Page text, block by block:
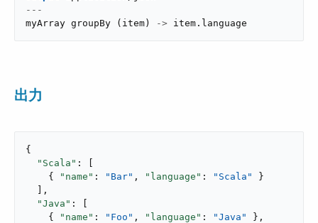
---
myArray groupBy ( item ) -> item . language
出力
{
"Scala" : [
    {
"name" : "Bar" , "language" : "Scala"
}
  ],
"Java" : [
    {
"name" : "Foo" , "language" : "Java"
},